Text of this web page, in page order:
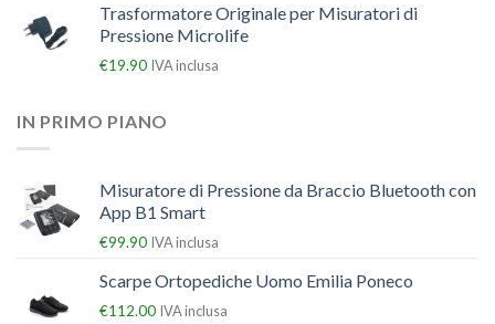
Trasformatore Originale per Misuratori di
Pressione Microlife
€19.90 IVA inclusa
IN PRIMO PIANO
Misuratore di Pressione da Braccio Bluetooth con
App B1 Smart
€99.90 IVA inclusa
Scarpe Ortopediche Uomo Emilia Poneco
€112.00 IVA inclusa